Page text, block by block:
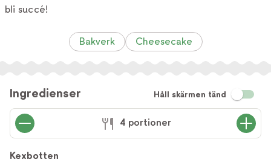
bli succé!
Bakverk Cheesecake
Ingredienser Håll skärmen tänd
4 portioner
Kexbotten